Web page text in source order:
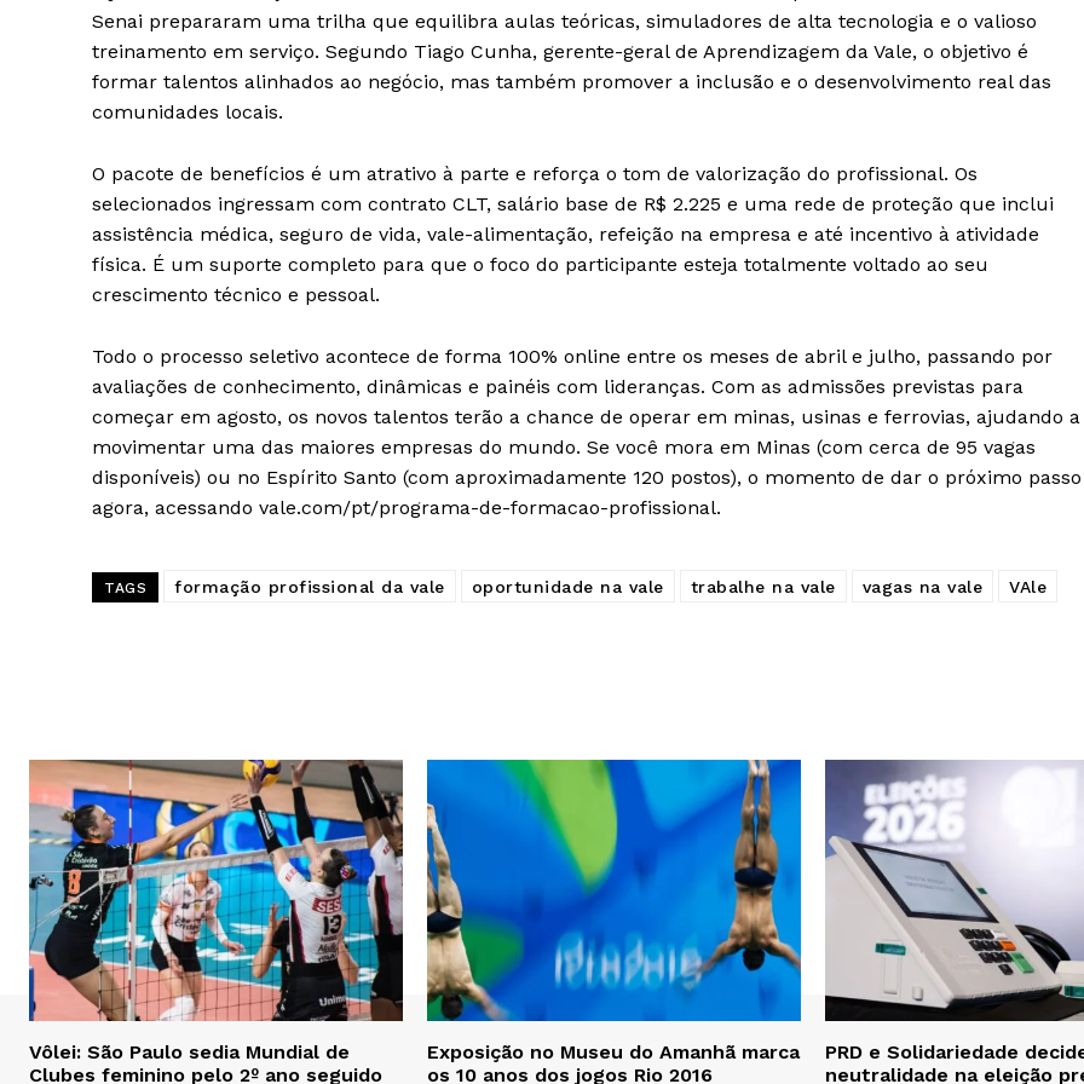
Senai prepararam uma trilha que equilibra aulas teóricas, simuladores de alta tecnologia e o valioso
treinamento em serviço. Segundo Tiago Cunha, gerente-geral de Aprendizagem da Vale, o objetivo é
formar talentos alinhados ao negócio, mas também promover a inclusão e o desenvolvimento real das
comunidades locais.
O pacote de benefícios é um atrativo à parte e reforça o tom de valorização do profissional. Os
selecionados ingressam com contrato CLT, salário base de R$ 2.225 e uma rede de proteção que inclui
assistência médica, seguro de vida, vale-alimentação, refeição na empresa e até incentivo à atividade
física. É um suporte completo para que o foco do participante esteja totalmente voltado ao seu
crescimento técnico e pessoal.
Todo o processo seletivo acontece de forma 100% online entre os meses de abril e julho, passando por
avaliações de conhecimento, dinâmicas e painéis com lideranças. Com as admissões previstas para
começar em agosto, os novos talentos terão a chance de operar em minas, usinas e ferrovias, ajudando a
movimentar uma das maiores empresas do mundo. Se você mora em Minas (com cerca de 95 vagas
disponíveis) ou no Espírito Santo (com aproximadamente 120 postos), o momento de dar o próximo
agora, acessando vale.com/pt/programa-de-formacao-profissional.
TAGS formação profissional da vale oportunidade na vale trabalhe na vale vagas na vale VAle
Vôlei: São Paulo sedia Mundial de
Clubes feminino pelo 2º ano seguido
Exposição no Museu do Amanhã marca
os 10 anos dos jogos Rio 2016
PRD e Solidariedade
neutralidade na eleição